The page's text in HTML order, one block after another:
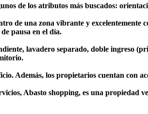
de los atributos más buscados:
de una zona vibrante y
pausa en el día.
lavadero separado, doble ingreso
Además, los propietarios cuentan con
Abasto shopping, es una propiedad